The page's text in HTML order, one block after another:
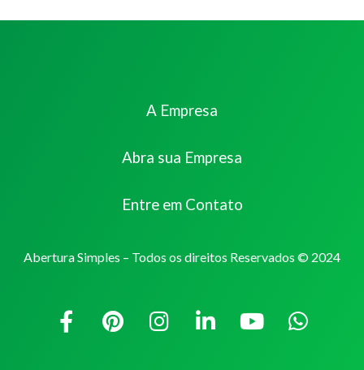
A Empresa
Abra sua Empresa
Entre em Contato
Abertura Simples – Todos os direitos Reservados © 2024